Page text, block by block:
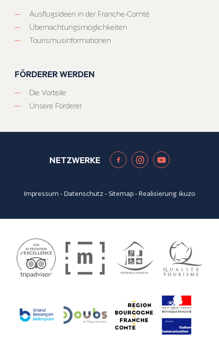
Ausflugsideen in der Franche-Comté
Übernachtungsmöglichkeiten
Tourismusinformationen
FÖRDERER WERDEN
Die Vorteile
Unsere Förderer
NETZWERKE
Impressum -Datenschutz- Sitemap- Realisierung:ikuzo